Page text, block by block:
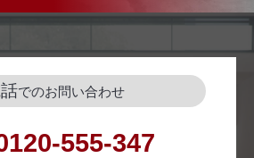
でのお問い合わせ
555-347